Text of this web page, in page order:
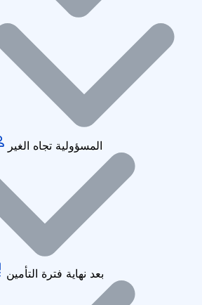
المسؤولية تجاه الغير
بعد نهاية فترة التأمين